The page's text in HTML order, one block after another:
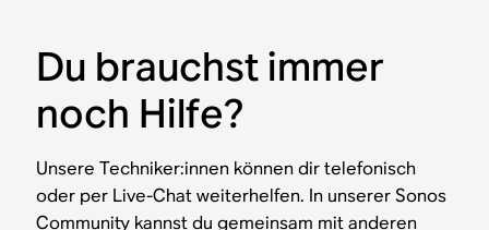
Du brauchst immer
noch Hilfe?
Unsere Techniker:innen können dir telefonisch
oder per Live-Chat weiterhelfen. In unserer Sonos
Community kannst du gemeinsam mit anderen